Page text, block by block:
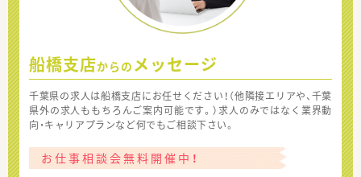
船橋支店からの メッセージ
千葉県の求人は船橋支店にお任せください！（他隣接エリアや、千葉
県外の求人ももちろんご案内可能です。）求人のみではなく業界動
向・キャリアプランなど何でもご相談下さい。
お仕事相談会無料開催中！